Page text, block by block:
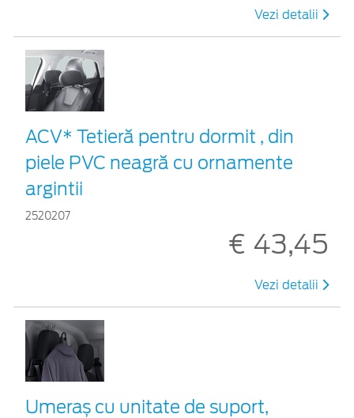
Vezi detalii
ACV* Tetieră pentru dormit , din
piele PVC neagră cu ornamente
argintii
2520207
€ 43,45
Vezi detalii
Umeraș cu unitate de suport,